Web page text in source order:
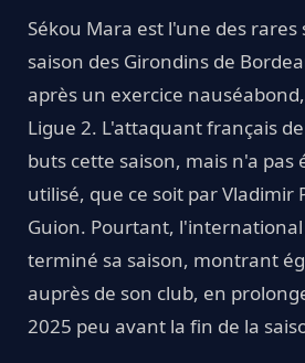
Sékou Mara est l'une des rares
saison des Girondins de
après un exercice
Ligue 2. L'attaquant français
buts cette saison, mais n'a pas
utilisé, que ce soit par Vladimir
Guion. Pourtant, l'international
terminé sa saison, montrant
auprès de son club, en
2025 peu avant la fin de la